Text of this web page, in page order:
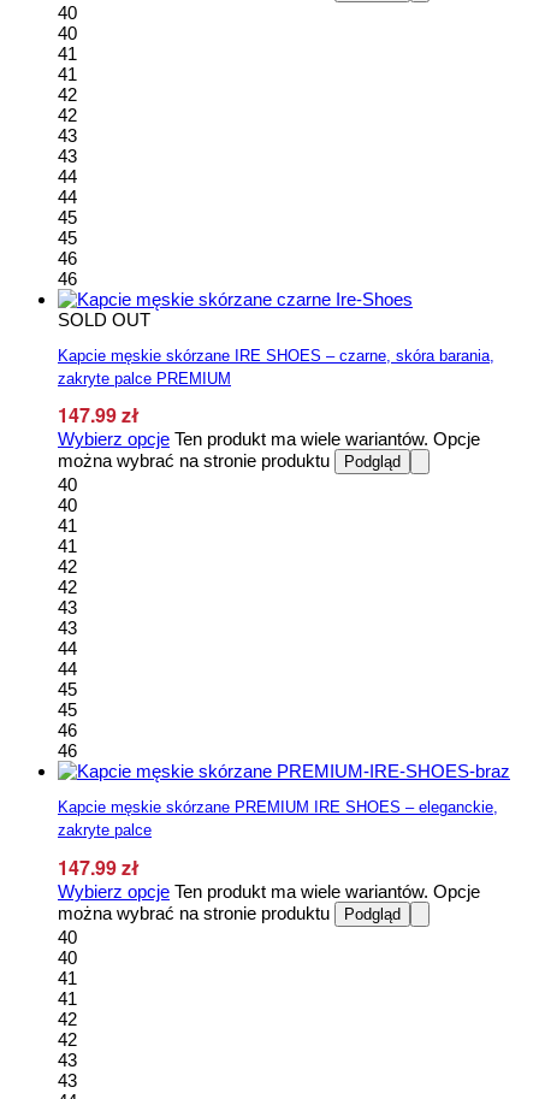
40
40
41
41
42
42
43
43
44
44
45
45
46
46
SOLD OUT
Kapcie męskie skórzane IRE SHOES – czarne, skóra barania,
zakryte palce PREMIUM
147.99zł
Wybierz opcje Ten produkt ma wiele wariantów. Opcje
można wybrać na stronie produktu
Podgląd
40
40
41
41
42
42
43
43
44
44
45
45
46
46
Kapcie męskie skórzane PREMIUM IRE SHOES – eleganckie,
zakryte palce
147.99zł
Wybierz opcje Ten produkt ma wiele wariantów. Opcje
można wybrać na stronie produktu
Podgląd
40
40
41
41
42
42
43
43